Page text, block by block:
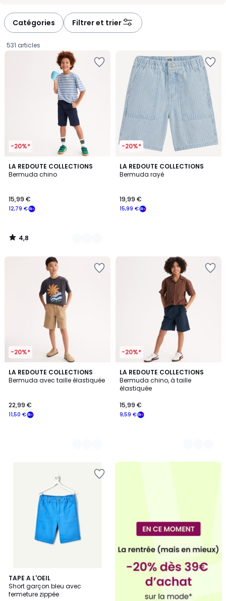
Catégories Filtrer et trier
531 articles
-20%*
LA REDOUTE COLLECTIONS
Bermuda chino
€
souscrivez
notre
programme
12,79 €
15,99 €
4,8
/ 5
2
Couleurs
4,8
/
-20%*
LA REDOUTE COLLECTIONS
Bermuda rayé
15,99 €
19,99 €
-20%*
LA REDOUTE COLLECTIONS
Bermuda avec taille élastiquée
11,50 €
22,99 €
3
Couleurs
-20%*
LA REDOUTE COLLECTIONS
Bermuda chino, à taille
élastiquée
9,59 €
15,99 €
2
Couleurs
TAPE A L'OEIL
Short garçon bleu avec
fermeture zippée